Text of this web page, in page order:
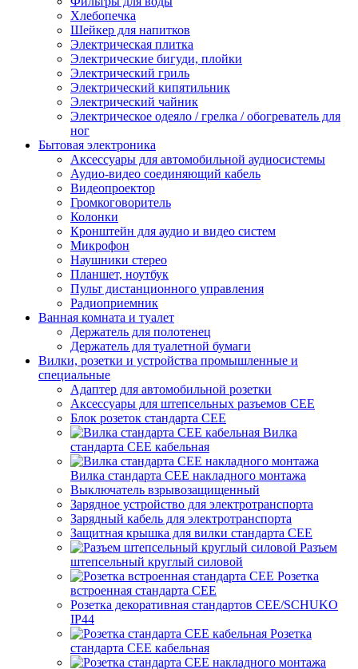
Хлебопечка
Шейкер для напитков
Электрическая плитка
Электрические бигуди, плойки
Электрический гриль
Электрический кипятильник
Электрический чайник
Электрическое одеяло / грелка / обогреватель для
ног
Бытовая электроника
Аксессуары для автомобильной аудиосистемы
Аудио-видео соединяющий кабель
Видеопроектор
Громкоговоритель
Колонки
Кронштейн для аудио и видео систем
Микрофон
Наушники стерео
Планшет, ноутбук
Пульт дистанционного управления
Радиоприемник
Ванная комната и туалет
Держатель для полотенец
Держатель для туалетной бумаги
Вилки, розетки и устройства промышленные и
специальные
Адаптер для автомобильной розетки
Аксессуары для штепсельных разъемов CEE
Блок розеток стандарта CEE
Вилка
стандарта CEE кабельная
Вилка стандарта CEE накладного монтажа
Выключатель взрывозащищенный
Зарядное устройство для электротранспорта
Зарядный кабель для электротранспорта
Защитная крышка для вилки стандарта CEE
Разъем
штепсельный круглый силовой
Розетка
встроенная стандарта CEE
Розетка декоративная стандартов CEE/SCHUKO
IP44
Розетка
стандарта СЕЕ кабельная